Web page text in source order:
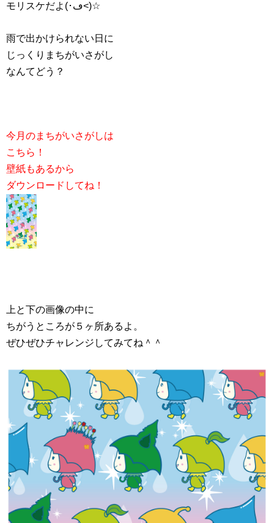
モリスケだよ(･ڡ<)☆
雨で出かけられない日に
じっくりまちがいさがし
なんてどう？
今月のまちがいさがしは
こちら！
壁紙もあるから
ダウンロードしてね！
上と下の画像の中に
ちがうところが５ヶ所あるよ。
ぜひぜひチャレンジしてみてね＾＾